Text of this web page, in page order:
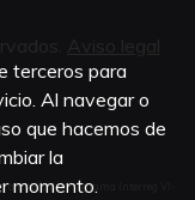
a través del Programa Interreg VI-
terceros para
Al navegar o
que hacemos de
la
momento.